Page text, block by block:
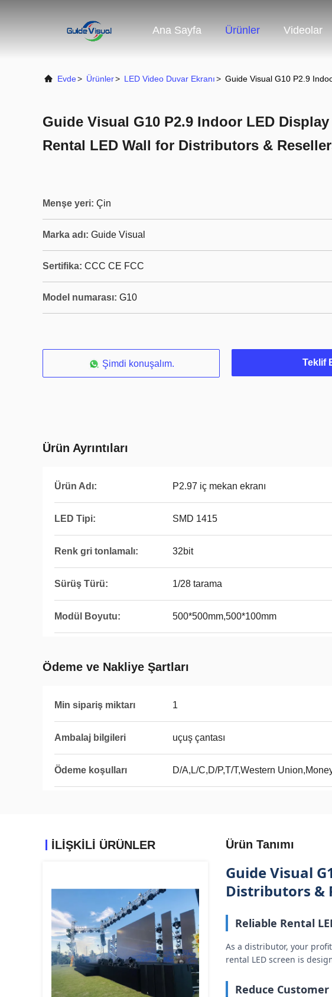
Ana Sayfa Ürünler Videolar
Evde> Ürünler> LED Video Duvar Ekranı> Guide Visual G10 P2.9
Guide Visual G10 P2.9 Indoor LED
Rental LED Wall for Distributors &
Menşe yeri: Çin
Marka adı: Guide Visual
Sertifika: CCC CE FCC
Model numarası: G10
Şimdi konuşalım. Teklif
Ürün Ayrıntıları
Ürün Adı: P2.97 iç mekan ekranı
LED Tipi: SMD 1415
Renk gri tonlamalı: 32bit
Sürüş Türü: 1/28 tarama
Modül Boyutu: 500*500mm,500*100mm
Ödeme ve Nakliye Şartları
Min sipariş miktarı 1
Ambalaj bilgileri uçuş çantası
Ödeme koşulları D/A,L/C,D/P,T/T,Western
İLIŞKILI ÜRÜNLER Ürün Tanımı
Guide Visual
Distributors &
Reliable Rental
As a distributor, your
rental LED screen is
Reduce